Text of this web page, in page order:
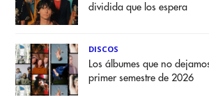
dividida que los espera
DISCOS
Los álbumes que no
primer semestre de 2026